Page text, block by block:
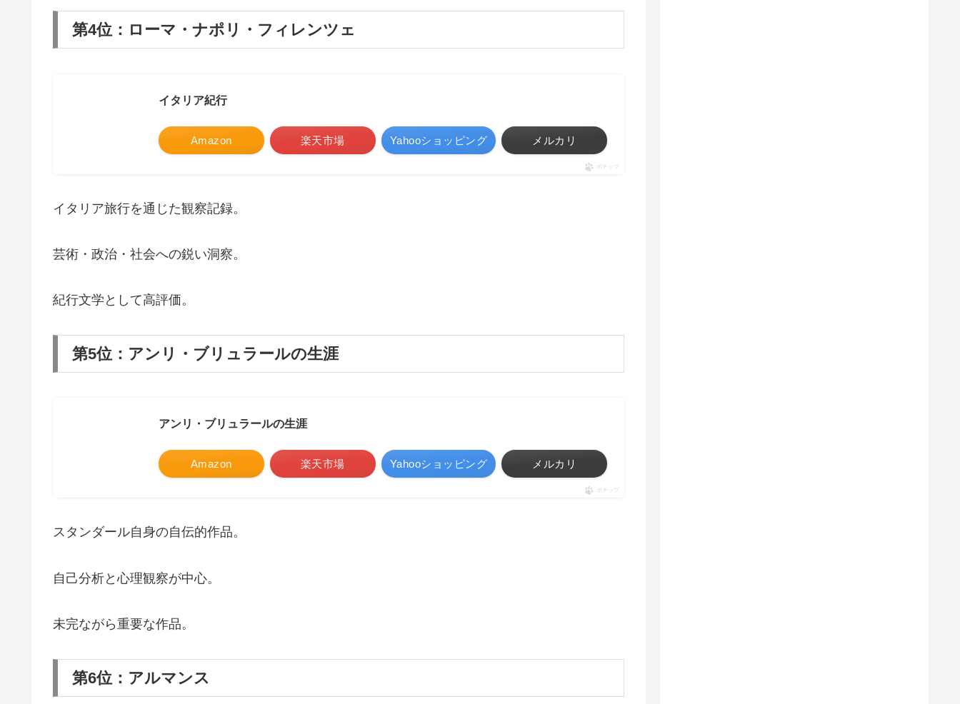
第4位：ローマ・ナポリ・フィレンツェ
イタリア紀行
Amazon 楽天市場 Yahooショッピング メルカリ
ポチップ
イタリア旅行を通じた観察記録。
芸術・政治・社会への鋭い洞察。
紀行文学として高評価。
第5位：アンリ・ブリュラールの生涯
アンリ・ブリュラールの生涯
Amazon 楽天市場 Yahooショッピング メルカリ
ポチップ
スタンダール自身の自伝的作品。
自己分析と心理観察が中心。
未完ながら重要な作品。
第6位：アルマンス